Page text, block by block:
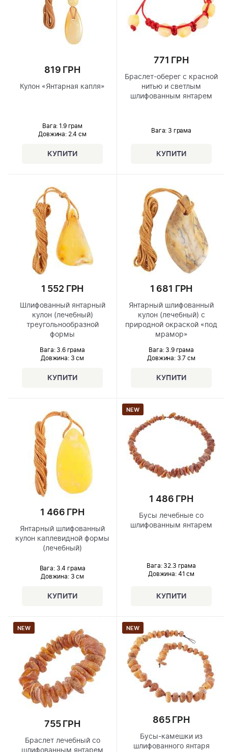
819 ГРН
Кулон «Янтарная капля»
Вага: 1.9 грам
Довжина:2.4 см
771 ГРН
Браслет-оберег с красной
нитью и светлым
шлифованным янтарем
Вага: 3 грама
1 552 ГРН
Шлифованный янтарный
кулон (лечебный)
треугольнообразной
формы
Вага: 3.6 грама
Довжина:3 см
1 681 ГРН
Янтарный шлифованный
кулон (лечебный) с
природной окраской «под
мрамор»
Вага: 3.9 грама
Довжина:3.7 см
1 466 ГРН
Янтарный шлифованный
кулон каплевидной формы
(лечебный)
Вага: 3.4 грама
Довжина:3 см
NEW
1 486 ГРН
Бусы лечебные со
шлифованным янтарем
Вага: 32.3 грама
Довжина:41 см
NEW
755 ГРН
Браслет лечебный со
шлифованным янтарем
NEW
865 ГРН
Бусы-камешки из
шлифованного янтаря